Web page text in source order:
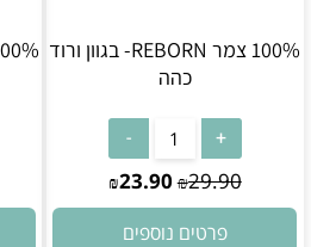
100% צמר REBORN- בגוון ורוד
כהה
₪29.90
₪23.90
פרטים נוספים